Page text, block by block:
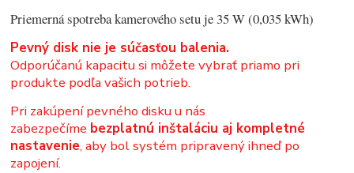
Priemerná spotreba kamerového setu je 35 W (0,035 kWh)
Pevný disk nie je súčasťou balenia.
Odporúčanú kapacitu si môžete vybrať priamo pri
produkte podľa vašich potrieb.
Pri zakúpení pevného disku u nás
zabezpečíme bezplatnú inštaláciu aj kompletné
nastavenie, aby bol systém pripravený ihneď po
zapojení.